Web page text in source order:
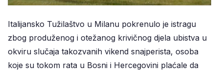
Italijansko Tužilaštvo u Milanu pokrenulo je istragu
zbog produženog i otežanog krivičnog djela ubistva u
okviru slučaja takozvanih vikend snajperista, osoba
koje su tokom rata u Bosni i Hercegovini plaćale da